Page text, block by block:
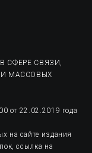
СФЕРЕ СВЯЗИ,
МАССОВЫХ
от 22.02.2019 года
на сайте издания
ссылка на